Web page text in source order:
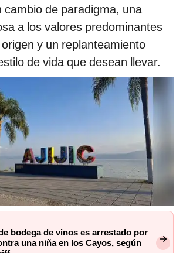
cambio de paradigma, una
a los valores predominantes
y un replanteamiento
de vida que desean llevar.
bodega de vinos es arrestado por
una niña en los Cayos, según